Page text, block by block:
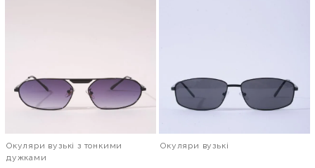
Окуляри вузькі з тонкими
дужками
Окуляри вузькі